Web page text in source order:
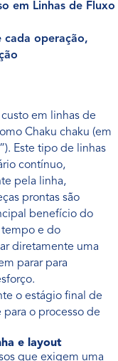
em Linhas de Fluxo
cada operação,
em linhas de
Chaku chaku (em
Este tipo de linhas
contínuo,
pela linha,
prontas são
benefício do
tempo e do
diretamente uma
parar para
o estágio final de
o processo de
e layout
que exigem uma